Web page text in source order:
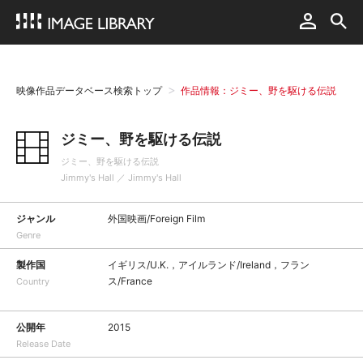
映像作品データベース検索トップ 作品情報：ジミー、野を駆ける伝説
ジミー、野を駆ける伝説
ジミー、野を駆ける伝説
Jimmy's Hall ／ Jimmy's Hall
ジャンル
Genre
外国映画/Foreign Film
製作国
Country
イギリス/U.K.，アイルランド/Ireland，フラン
ス/France
公開年
Release Date
2015